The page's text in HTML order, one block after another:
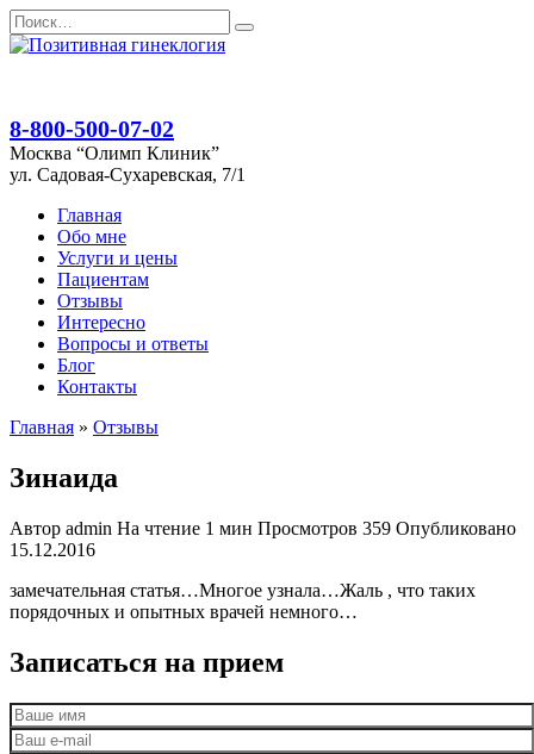
Перейти
к
Search
for:
8-800-500-07-02
Москва “Олимп Клиник”
ул. Садовая-Сухаревская, 7/1
Главная
Обо мне
Услуги и цены
Пациентам
Отзывы
Интересно
Вопросы и ответы
Блог
Контакты
Главная » Отзывы
Зинаида
Автор admin На чтение 1 мин Просмотров 359 Опубликовано
15.12.2016
замечательная статья…Многое узнала…Жаль , что таких
порядочных и опытных врачей немного…
Записаться на прием